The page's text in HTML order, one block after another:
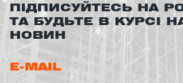
ПІДПИСУЙТЕСЬ НА
ТА БУДЬТЕ В КУРСІ
НОВИН
E-MAIL